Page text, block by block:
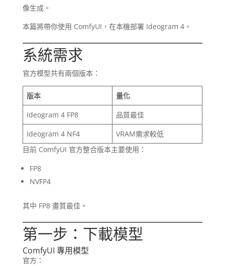
像生成。
本篇將帶你使用 ComfyUI，在本機部署 Ideogram 4。
系統需求
官方模型共有兩個版本：
版本
量化
Ideogram 4 FP8
品質最佳
Ideogram 4 NF4
VRAM需求較低
目前 ComfyUI 官方整合版本主要使用：
FP8
NVFP4
其中 FP8 畫質最佳。
第一步：下載模型
ComfyUI 專用模型
官方：